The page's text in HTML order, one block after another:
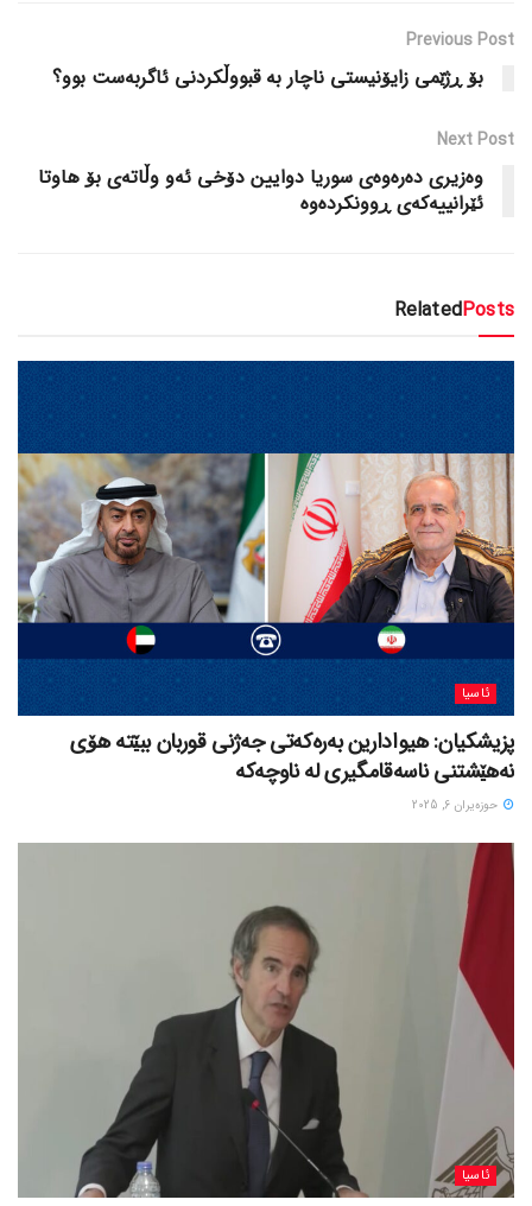
Previous Post
بۆ ڕژێمی زایۆنیستی ناچار بە قبووڵکردنی ئاگربەست بوو؟
Next Post
وەزیری دەرەوەی سوریا دوایین دۆخی ئەو وڵاتەی بۆ هاوتا
ئێرانییەکەی ڕوونکردەوە
RelatedPosts
ئاسیا
پزیشکیان: هیوادارین بەرەکەتی جەژنی قوربان ببێتە هۆی
نەهێشتنی ناسەقامگیری لە ناوچەکە
حوزه‌یران 6, 2025
ئاسیا